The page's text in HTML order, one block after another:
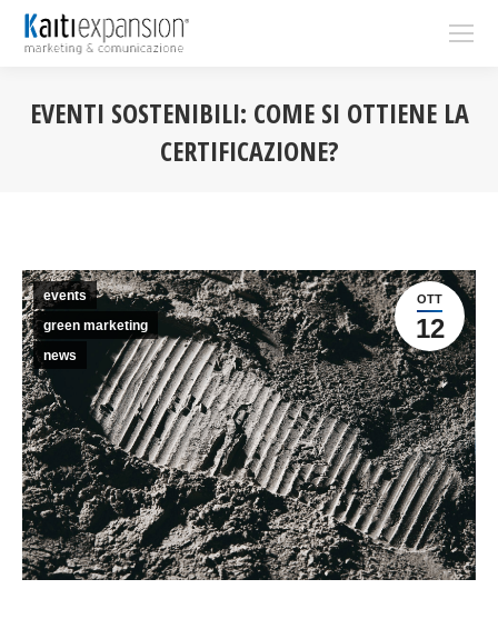
EVENTI SOSTENIBILI: COME SI OTTIENE LA
CERTIFICAZIONE?
OTT
12
events
green marketing
news